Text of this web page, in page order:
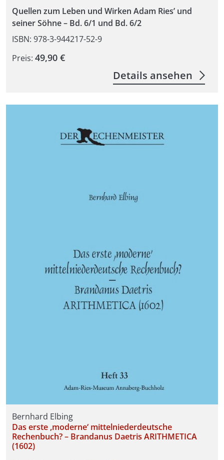
Quellen zum Leben und Wirken Adam Ries’ und
seiner Söhne – Bd. 6/1 und Bd. 6/2
ISBN: 978-3-944217-52-9
Preis: 49,90 €
Details ansehen
Bernhard Elbing
Das erste ,moderne‘ mittelniederdeutsche
Rechenbuch? – Brandanus Daetris ARITHMETICA
(1602)